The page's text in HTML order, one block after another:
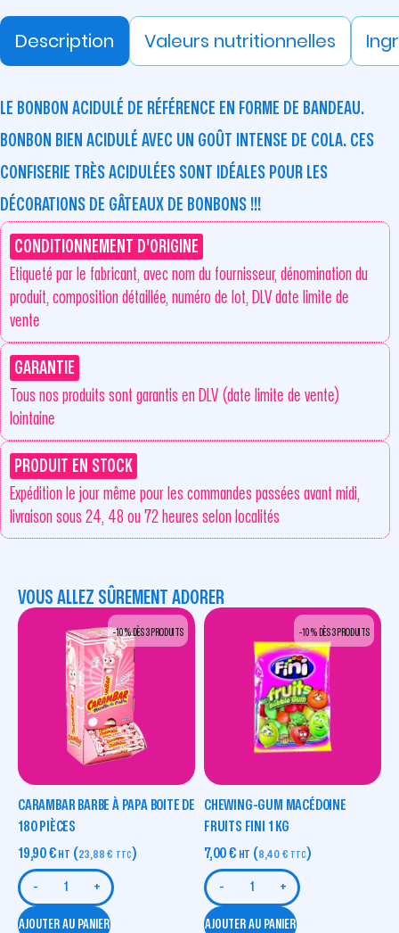
Description Valeurs nutritionnelles
LE BONBON ACIDULÉ DE RÉFÉRENCE EN FORME DE BANDEAU.
BONBON BIEN ACIDULÉ AVEC UN GOÛT INTENSE DE COLA. CES
CONFISERIE TRÈS ACIDULÉES SONT IDÉALES POUR LES
DÉCORATIONS DE GÂTEAUX DE BONBONS !!!
CONDITIONNEMENT D'ORIGINE
Etiqueté par le fabricant, avec nom du fournisseur, dénomination du
produit, composition détaillée, numéro de lot, DLV date limite de
vente
GARANTIE
Tous nos produits sont garantis en DLV (date limite de vente)
lointaine
PRODUIT EN STOCK
Expédition le jour même pour les commandes passées avant midi,
livraison sous 24, 48 ou 72 heures selon localités
VOUS ALLEZ SÛREMENT ADORER
-10 % DÈS 3 PRODUITS
CARAMBAR BARBE À PAPA BOITE DE
180 PIÈCES
19,90€ HT (23,88€ TTC)
- +
AJOUTER AU PANIER
-10 % DÈS 3 PRODUITS
CHEWING-GUM MACÉDOINE
FRUITS FINI 1 KG
7,00€ HT (8,40 € TTC)
- +
AJOUTER AU PANIER